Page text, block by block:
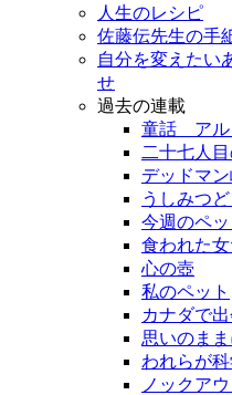
人生のレシピ
佐藤伝先生の手
自分を変えた
せ
過去の連載
童話 アル
二十七人
デッドマ
うしみつど
今週のペッ
食われた女
心の壺
私のペット
カナダで
思いのま
われらが
ノックア